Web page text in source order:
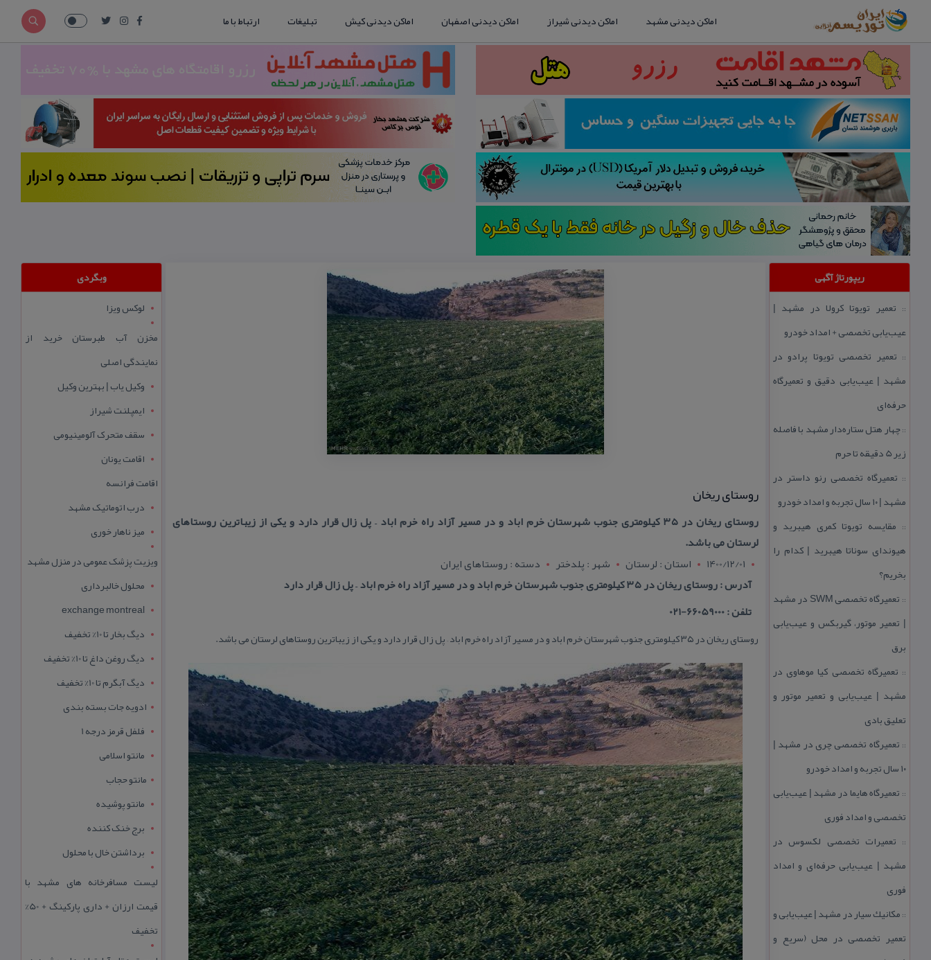
اماکن دیدنی مشهد اماکن دیدنی شیراز اماکن دیدنی اصفهان اماکن دیدنی کیش تبلیغات ارتباط با ما
ریپورتاژ آگهی
:: تعمیر تویوتا كرولا در مشهد |
عیب‌یابی تخصصی + امداد خودرو
:: تعمیر تخصصی تویوتا پرادو در
مشهد | عیب‌یابی دقیق و تعمیرگاه
حرفه‌ای
::چهار هتل‌ ستاره‌دار مشهد با فاصله
زیر 5 دقیقه تا حرم
:: تعمیرگاه تخصصی رنو داستر در
مشهد | ۱۰ سال تجربه و امداد خودرو
:: مقایسه تویوتا كمری هیبرید و
هیوندای سوناتا هیبرید | كدام را
بخریم؟
::
تعمیرگاه تخصصی SWM در مشهد
| تعمیر موتور، گیربكس و عیب‌یابی
برق
:: تعمیرگاه تخصصی كیا موهاوی در
مشهد | عیب‌یابی و تعمیر موتور و
تعلیق بادی
:: تعمیرگاه تخصصی چری در مشهد |
۱۰ سال تجربه و امداد خودرو
:: تعمیرگاه هایما در مشهد | عیب‌یابی
تخصصی و امداد فوری
:: تعمیرات تخصصی لكسوس در
مشهد | عیب‌یابی حرفه‌ای و امداد
فوری
:: مكانیك سیار در مشهد | عیب‌یابی و
تعمیر تخصصی در محل (سریع و
روستای ریخان
روستای ریخان در ۳۵ كیلومتری جنوب شهرستان خرم اباد و در مسیر آزاد راه خرم اباد – پل زال قرار دارد و یكی از زیباترین روستاهای
لرستان می باشد.
1400/12/01
استان : لرستان شهر : پلدختر
دسته : روستاهای ایران
آدرس : روستای ریخان در ۳۵ كیلومتری جنوب شهرستان خرم اباد و در مسیر آزاد راه خرم اباد – پل زال قرار دارد
تلفن : 66059000-021
روستای ریخان در ۳۵ كیلومتری جنوب شهرستان خرم اباد و در مسیر آزاد راه خرم اباد – پل زال قرار دارد و یكی از زیباترین روستاهای لرستان می باشد.
وبگردی
لوکس ویزا
مخزن آب طبرستان خرید از
نمایندگی اصلی
وکیل یاب | بهترین وکیل
ایمپلنت شیراز
سقف متحرک آلومینیومی
اقامت یونان
اقامت فرانسه
درب اتوماتیک مشهد
میز ناهار خوری
ویزیت پزشک عمومی در منزل مشهد
محلول خالبرداری
exchange montreal
دیگ بخار تا 10% تخفیف
دیگ روغن داغ تا 10% تخفیف
دیگ آبگرم تا 10% تخفیف
ادویه جات بسته بندی
فلفل قرمز درجه 1
مانتو اسلامی
مانتو حجاب
مانتو پوشیده
برج خنک کننده
برداشتن خال با محلول
لیست مسافرخانه های مشهد با
قیمت ارزان + داری پارکینگ + 50%
تخفیف